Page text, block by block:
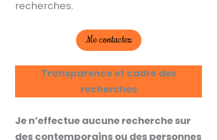
recherches.
Me contactez
Transparence et cadre des
recherches
Je n’effectue aucune recherche sur
des contemporains ou des personnes